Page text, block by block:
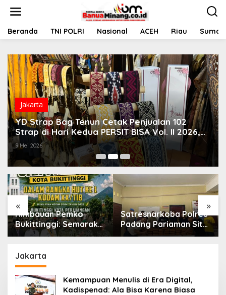
t
Beranda TNI POLRI Nasional ACEH Riau
Jakarta
YD Strap Bag Tenun Cetak Penjualan 102
Strap di Hari Kedua PERSIT BISA Vol. II 2026,
Bukti Wastra Nusantara Kian Digemari
9 Mei 2026
« »
Himbauan Pemko
Bukittinggi: Semarak
Car Free Day dalam
Komando Daerah
Militer (KODAM)
XX/Tuanku Imam
Bonjol
Satresnarkoba Polres
Padang Pariaman Sita
61 Paket Ganja Di
Jakarta
Kemampuan Menulis di Era Digital,
Kadispenad: Ala Bisa Karena Biasa